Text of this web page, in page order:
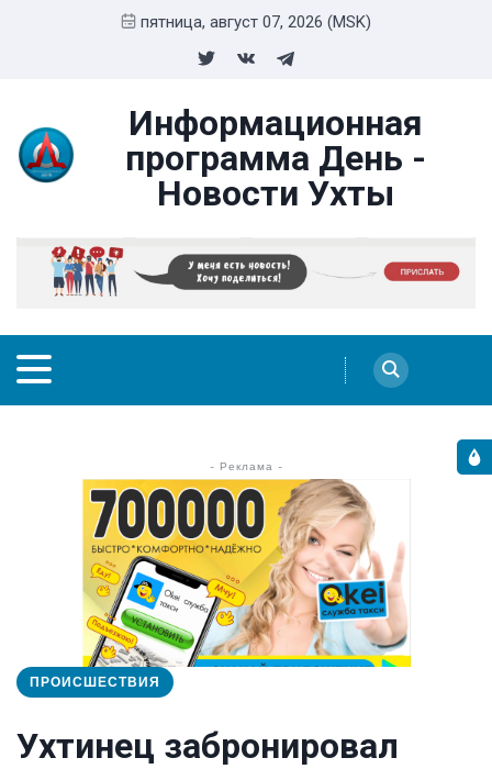
пятница, август 07, 2026 (MSK)
Информационная
программа День -
Новости Ухты
- Реклама -
ПРОИСШЕСТВИЯ
Ухтинец забронировал